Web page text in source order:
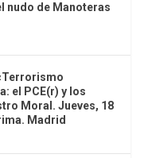
nudo de Manoteras
el PCE(r) y los
Moral. Jueves, 18
Madrid